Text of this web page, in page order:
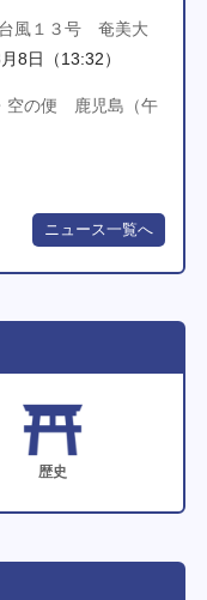
台風１３号 奄美大
8日（13:32）
空の便 鹿児島（午
ニュース一覧へ
歴史